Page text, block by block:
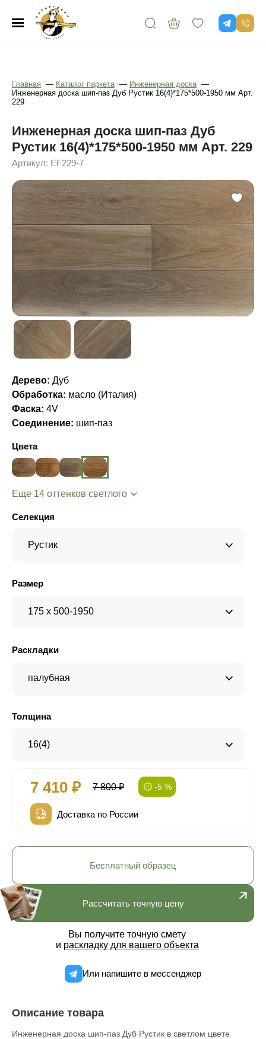
Главная — Каталог паркета — Инженерная доска —
Инженерная доска шип-паз Дуб Рустик 16(4)*175*500-1950 мм Арт.
229
Инженерная доска шип-паз Дуб
Рустик 16(4)*175*500-1950 мм Арт. 229
Артикул: EF229-7
Дерево: Дуб
Обработка: масло (Италия)
Фаска: 4V
Соединение: шип-паз
Цвета
Еще 14 оттенков светлого
Селекция
Рустик
Размер
175 x 500-1950
Раскладки
палубная
Толщина
16(4)
7 410 ₽ 7 800 ₽ -5 %
Доставка по России
Рассчитать точную цену
Вы получите точную смету
и раскладку для вашего объекта
Или напишите в мессенджер
Бесплатный образец
Описание товара
Инженерная доска шип-паз Дуб Рустик в светлом цвете